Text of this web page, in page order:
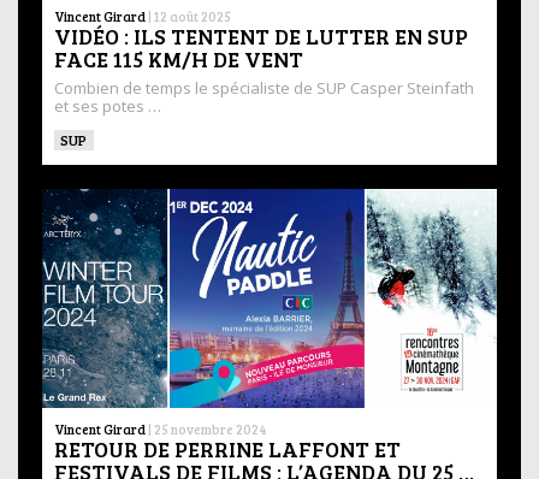
Vincent Girard | 12 août 2025
VIDÉO : ILS TENTENT DE LUTTER EN SUP
FACE 115 KM/H DE VENT
Combien de temps le spécialiste de SUP Casper Steinfath
et ses potes …
SUP
Vincent Girard | 25 novembre 2024
RETOUR DE PERRINE LAFFONT ET
FESTIVALS DE FILMS : L’AGENDA DU 25 …